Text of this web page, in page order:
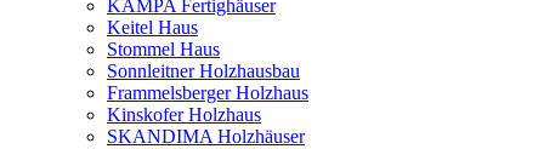
KAMPA Fertighäuser
Keitel Haus
Stommel Haus
Sonnleitner Holzhausbau
Frammelsberger Holzhaus
Kinskofer Holzhaus
SKANDIMA Holzhäuser